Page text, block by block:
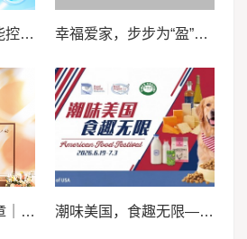
从“经验止血”到“智能控压”——安徽医科大学“血卫”团队推动止血装备智能化升级 幸福爱家，步步为“盈”，泰康泰盈人生2026锚定现金流，重构养老想象力
十载同行，共启新章｜2026轩妈品牌中秋启动会暨经销商大会圆满收官 潮味美国，食趣无限——来泰晤士超市邀您畅享味蕾体验